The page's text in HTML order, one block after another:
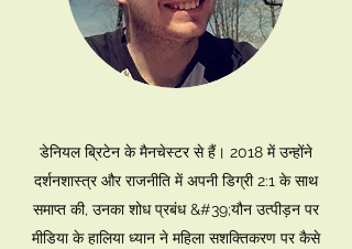
डेनियल ब्रिटेन के मैनचेस्टर से हैं। 2018 में उन्होंने
दर्शनशास्त्र और राजनीति में अपनी डिग्री 2:1 के साथ
समाप्त की, उनका शोध प्रबंध &#39;यौन उत्पीड़न पर
मीडिया के हालिया ध्यान ने महिला सशक्तिकरण पर कैसे